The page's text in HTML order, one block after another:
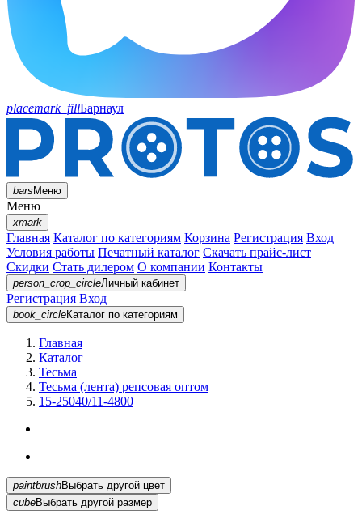
placemark_fillБарнаул
barsМеню
Меню
xmark
Главная Каталог по категориям Корзина Регистрация Вход
Условия работы Печатный каталог Скачать прайс-лист
Скидки Стать дилером О компании Контакты
person_crop_circleЛичный кабинет
Регистрация Вход
book_circleКаталог по категориям
Главная
Каталог
Тесьма
Тесьма (лента) репсовая оптом
15-25040/11-4800
paintbrush
Выбрать другой цвет
cubeВыбрать другой размер